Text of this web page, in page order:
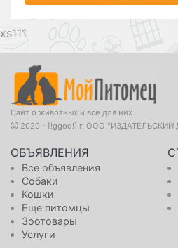
111
Сайт о животных и все для них
2020 - [!ggod!] г. ООО
ОБЪЯВЛЕНИЯ
Все объявления
Собаки
Кошки
Еще питомцы
Зоотовары
Услуги